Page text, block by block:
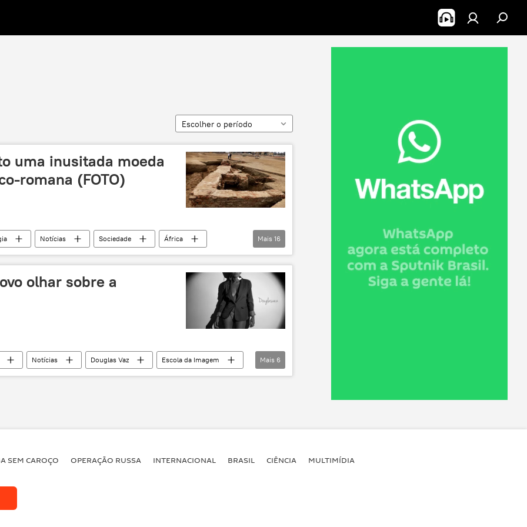
Escolher o período
uma inusitada moeda
romana (FOTO)
Notícias Sociedade
África
das Antiguidades do Egito cultura
descoberta
Mais 16
olhar sobre a
Notícias Douglas Vaz
Escola da Imagem
ensaio modelos
comunidades
Mais 6
SEM CAROÇO OPERAÇÃO RUSSA INTERNACIONAL BRASIL CIÊNCIA MULTIMÍDIA